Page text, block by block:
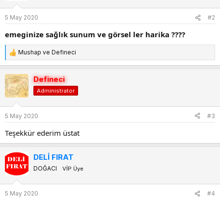
l
e
5 May 2020 #2
emeginize sağlık sunum ve görsel ler harika ????
T
e
p
k
i
l
e
Mushap ve Defineci
Defineci
Administrator
5 May 2020 #3
Teşekkür ederim üstat
DELİ FIRAT
DOĞACI VİP Üye
5 May 2020 #4